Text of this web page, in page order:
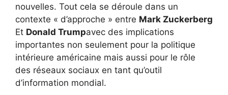
nouvelles. Tout cela se déroule dans un
contexte « d’approche » entre Mark Zuckerberg
Et Donald Trumpavec des implications
importantes non seulement pour la politique
intérieure américaine mais aussi pour le rôle
des réseaux sociaux en tant qu’outil
d’information mondial.